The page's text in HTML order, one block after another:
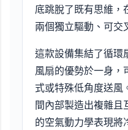
底跳脫了既有思維，
兩個獨立驅動、可交
這款設備集結了循環
風扇的優勢於一身，
式或特殊低角度送風
間內部製造出複雜且
的空氣動力學表現將